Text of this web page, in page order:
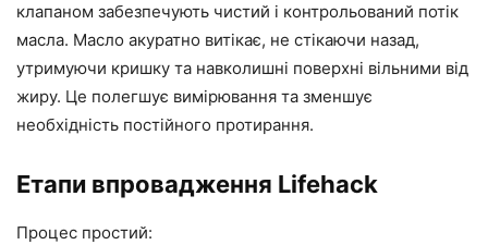
клапаном забезпечують чистий і контрольований потік
масла. Масло акуратно витікає, не стікаючи назад,
утримуючи кришку та навколишні поверхні вільними від
жиру. Це полегшує вимірювання та зменшує
необхідність постійного протирання.
Етапи впровадження Lifehack
Процес простий: